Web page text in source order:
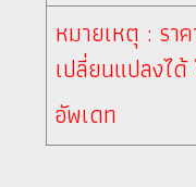
หมายเหตุ : รา
เปลี่ยนแปลงได้
อัพเดท